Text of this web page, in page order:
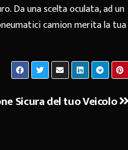
Da una scelta oculata, ad un
camion merita la tua
Sicura del tuo Veicolo